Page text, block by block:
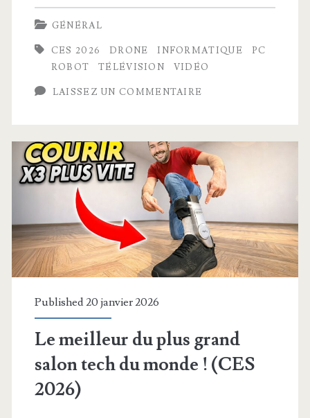
meilleures
technologies
du
Las
Vegas
GÉNÉRAL
CES 2026 DRONE INFORMATIQUE
PC
ROBOT
TÉLÉVISION VIDÉO
LAISSEZ UN COMMENTAIRE
Published 20 janvier 2026
Le meilleur du plus grand
salon tech du monde ! (CES
2026)